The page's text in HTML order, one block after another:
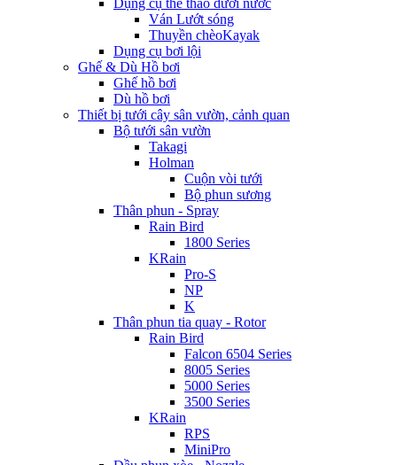
Dụng cụ thể thao dưới nước
Ván Lướt sóng
Thuyền chèoKayak
Dụng cụ bơi lội
Ghế & Dù Hồ bơi
Ghế hồ bơi
Dù hồ bơi
Thiết bị tưới cây sân vườn, cảnh quan
Bộ tưới sân vườn
Takagi
Holman
Cuộn vòi tưới
Bộ phun sương
Thân phun - Spray
Rain Bird
1800 Series
KRain
Pro-S
NP
K
Thân phun tia quay - Rotor
Rain Bird
Falcon 6504 Series
8005 Series
5000 Series
3500 Series
KRain
RPS
MiniPro